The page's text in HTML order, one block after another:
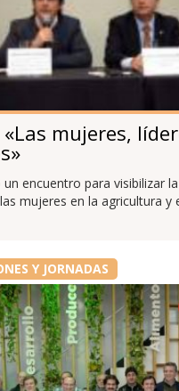
«Las mujeres,
un encuentro para visibilizar
mujeres en la agricultura y
Y JORNADAS